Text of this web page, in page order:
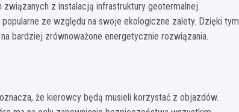
z instalacją infrastruktury geotermalnej.
ze względu na swoje ekologiczne zalety. Dzięki tym
bardziej zrównoważone energetycznie rozwiązania.
że kierowcy będą musieli korzystać z objazdów.